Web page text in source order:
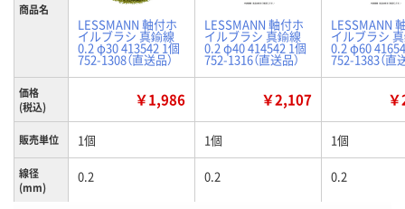
商品名
LESSMANN 軸付ホ
イルブラシ 真鍮線
0.2 φ30 413542 1個
752-1308（直送品）
LESSMANN 軸付ホ
イルブラシ 真鍮線
0.2 φ40 414542 1個
752-1316（直送品）
LESSMANN
イルブラシ
0.2 φ60
752-1383（直
価格
(税込)
￥1,986 ￥2,107
販売単位 1個 1個 1個
線径
(mm)
0.2 0.2 0.2